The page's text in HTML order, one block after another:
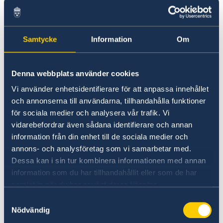
Samtycke Information Om
Denna webbplats använder cookies
Vi använder enhetsidentifierare för att anpassa innehållet
och annonserna till användarna, tillhandahålla funktioner
för sociala medier och analysera vår trafik. Vi
vidarebefordrar även sådana identifierare och annan
information från din enhet till de sociala medier och
annons- och analysföretag som vi samarbetar med.
Dessa kan i sin tur kombinera informationen med annan
information som du har tillhandahållit eller som de har
Nödvändig
• Ladda ner appen UD Resklar och aktivera
push-notiser för de länder du vill bevaka.
• Tänk på att inte alla länder erkänner dubbelt
2. Det här kan vi hjälpa dig med:
• Ge information om hur du kan lösa din
situation om du hamnar i en nödsituation
utomlands.
• Utfärda provisoriskt pass.
• Ge information om hur du för över pengar
från egna konton.